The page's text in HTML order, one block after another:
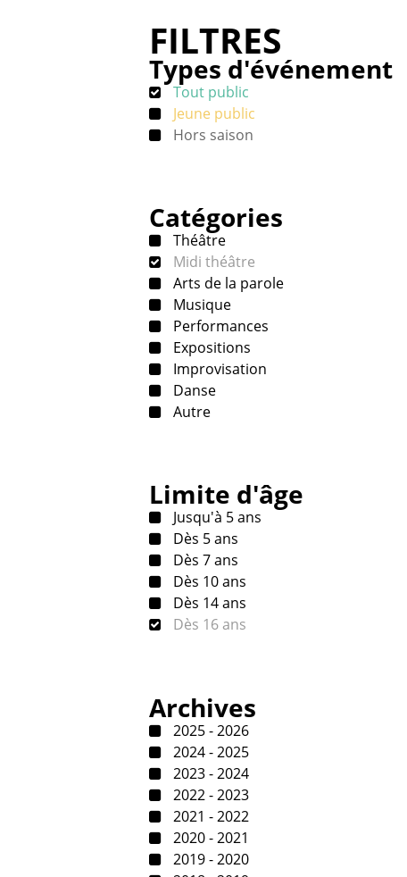
FILTRES
Types d'événement
Tout public
Jeune public
Hors saison
Catégories
Théâtre
Midi théâtre
Arts de la parole
Musique
Performances
Expositions
Improvisation
Danse
Autre
Limite d'âge
Jusqu'à 5 ans
Dès 5 ans
Dès 7 ans
Dès 10 ans
Dès 14 ans
Dès 16 ans
Archives
2025 - 2026
2024 - 2025
2023 - 2024
2022 - 2023
2021 - 2022
2020 - 2021
2019 - 2020